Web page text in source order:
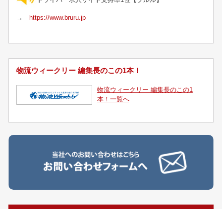
→ https://www.bruru.jp
物流ウィークリー 編集長のこの1本！
物流ウィークリー 編集長のこの1
本！一覧へ